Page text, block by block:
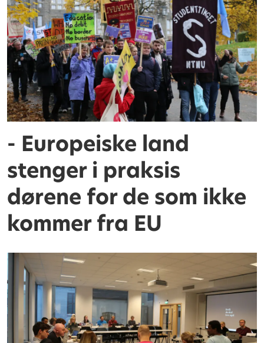
- Europeiske land
stenger i praksis
dørene for de som ikke
kommer fra EU